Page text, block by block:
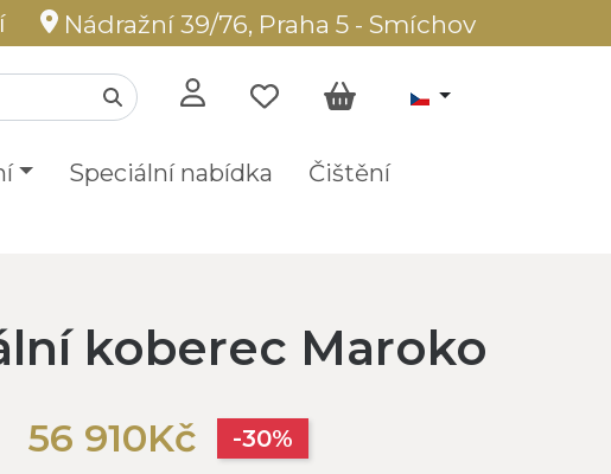
Nádražní 39/76, Praha 5 - Smíchov
Speciální nabídka
Čištění
koberec Maroko
56 910Kč -30%